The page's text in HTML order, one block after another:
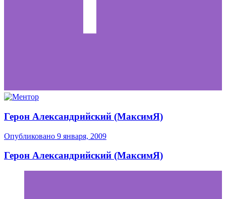
Герон Александрийский (МаксимЯ)
Опубликовано 9 января, 2009
Герон Александрийский (МаксимЯ)